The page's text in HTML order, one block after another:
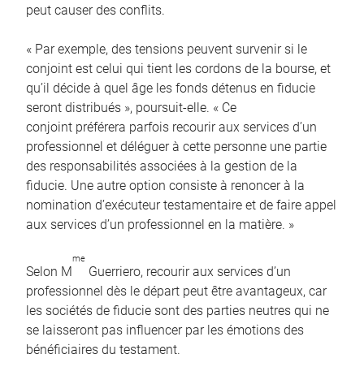
peut causer des conflits.
« Par exemple, des tensions peuvent survenir si le
conjoint est celui qui tient les cordons de la bourse, et
qu’il décide à quel âge les fonds détenus en fiducie
seront distribués », poursuit-elle. « Ce
conjoint préférera parfois recourir aux services d’un
professionnel et déléguer à cette personne une partie
des responsabilités associées à la gestion de la
fiducie. Une autre option consiste à renoncer à la
nomination d’exécuteur testamentaire et de faire appel
aux services d’un professionnel en la matière. »
Selon M
me
Guerriero, recourir aux services d’un
professionnel dès le départ peut être avantageux, car
les sociétés de fiducie sont des parties neutres qui ne
se laisseront pas influencer par les émotions des
bénéficiaires du testament.